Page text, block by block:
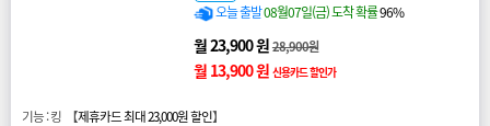
오늘 출발08월07일(금) 도착 확률96%
월 23,900 원28,900원
월 13,900 원 신용카드 할인가
기능 : 킹 【제휴카드 최대 23,000원 할인】